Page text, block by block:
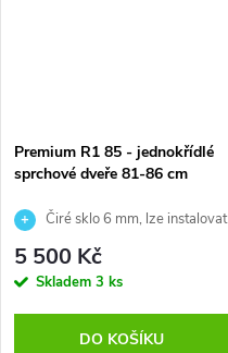
Premium R1 85 - jednokřídlé
sprchové dveře 81-86 cm
Čiré sklo 6 mm, lze instalovat
na vaničku nebo přímo na podlahu
5 500 Kč
Skladem 3 ks
DO KOŠÍKU